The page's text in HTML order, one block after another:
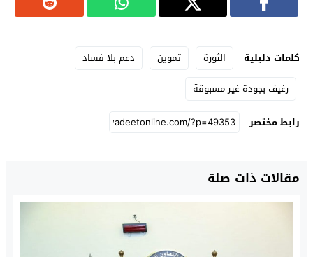
كلمات دليلية الثورة تموين
دعم بلا فساد
رغيف بجودة غير مسبوقة
رابط مختصر
مقالات ذات صلة